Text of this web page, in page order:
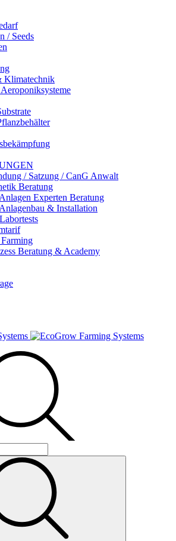
/ Seeds
Klimatechnik
/ Satzung / CanG Anwalt
Beratung
Experten Beratung
& Installation
Beratung & Academy